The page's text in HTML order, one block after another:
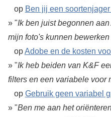
op Ben jij een
» "Ik ben juist begonnen
mijn foto's kunnen bewerken
opAdobe en de kosten
» "Ik heb beiden van K&F
filters en een variabele voor
op Gebruik geen variabel
» "Ben me aan het